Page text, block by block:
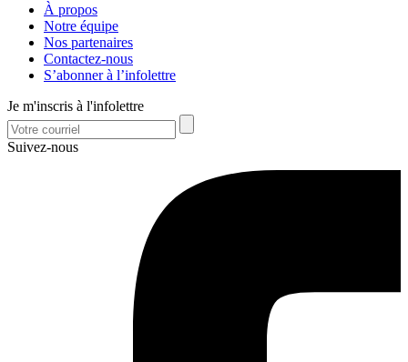
À propos
Notre équipe
Nos partenaires
Contactez-nous
S’abonner à l’infolettre
Je m'inscris à l'infolettre
Suivez-nous